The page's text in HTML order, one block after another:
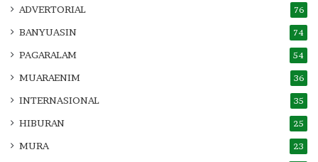
ADVERTORIAL 76
BANYUASIN 74
PAGARALAM 54
MUARAENIM 36
INTERNASIONAL 35
HIBURAN 25
MURA 23